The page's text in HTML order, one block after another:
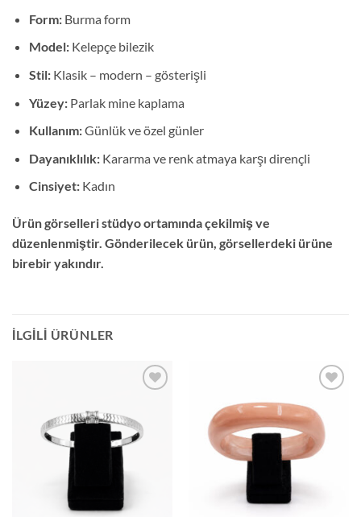
Form:Burma form
Model:Kelepçe bilezik
Stil:Klasik – modern – gösterişli
Yüzey:Parlak mine kaplama
Kullanım:Günlük ve özel günler
Dayanıklılık:Kararma ve renk atmaya karşı dirençli
Cinsiyet:Kadın
Ürün görselleri stüdyo ortamında çekilmiş ve
düzenlenmiştir. Gönderilecek ürün, görsellerdeki ürüne
birebir yakındır.
İLGILI ÜRÜNLER